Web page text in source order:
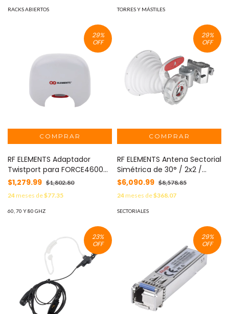
RACKS ABIERTOS TORRES Y MÁSTILES
29%
OFF
RF ELEMENTS Adaptador
Twistport para FORCE4600C
y EPMP4600L / Rango de
Frecuencia de 5700 - 7125
MHz / Protección IP65 MOD:
TPA-EPMP-B-6
$1,279.99 $1,802.80
24meses de$77.35
60, 70 Y 80 GHZ
29%
OFF
RF ELEMENTS Antena Sectorial
Simétrica de 30° / 2x2 /
Rango de Frecuencia
Extendido: 4900 - 7125 MHz /
Ganancia de 18 dBi / Lista
para Adaptadores Twistport
$6,090.99 $8,578.85
24meses de$368.07
SECTORIALES
23%
OFF
29%
OFF